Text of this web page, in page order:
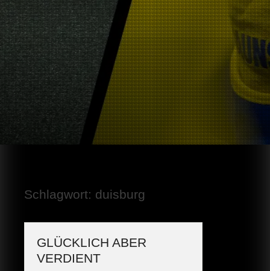
Schlagwort: duisburg
GLÜCKLICH ABER
VERDIENT